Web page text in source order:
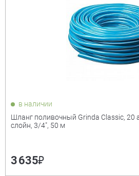
в наличии
Шланг поливочный Grinda Classic, 20
слойн, 3/4", 50 м
3 635₽